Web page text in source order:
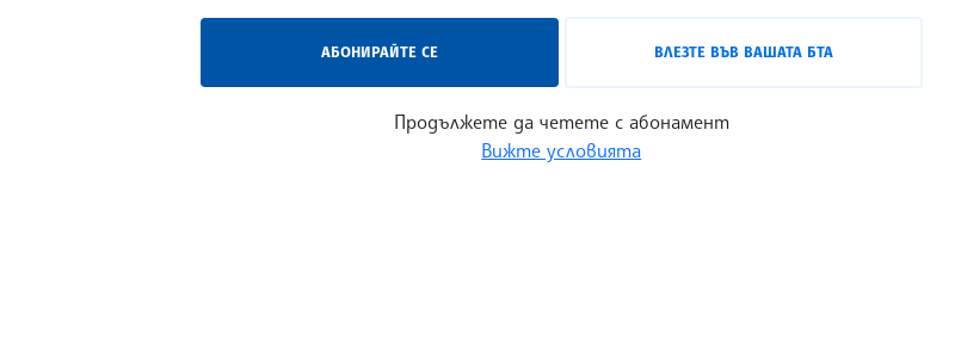
АБОНИРАЙТЕ СЕ ВЛЕЗТЕ ВЪВ ВАШАТА БТА
Продължете да четете с абонамент
Вижте условията